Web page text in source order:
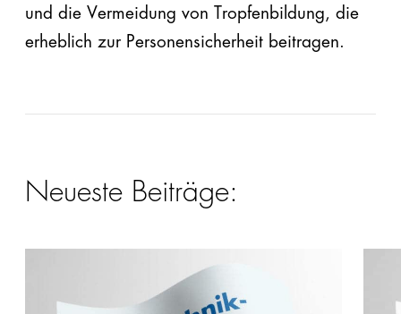
und die Vermeidung von Tropfenbildung, die
erheblich zur Personensicherheit beitragen.
Neueste Beiträge: